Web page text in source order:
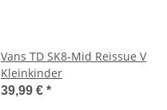
Vans TD SK8-Mid Reissue V
Kleinkinder
39,99 € *